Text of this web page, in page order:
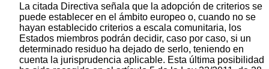
La citada Directiva señala que la adopción de criterios se
puede establecer en el ámbito europeo o, cuando no se
hayan establecido criterios a escala comunitaria, los
Estados miembros podrán decidir, caso por caso, si un
determinado residuo ha dejado de serlo, teniendo en
cuenta la jurisprudencia aplicable. Esta última posibilidad